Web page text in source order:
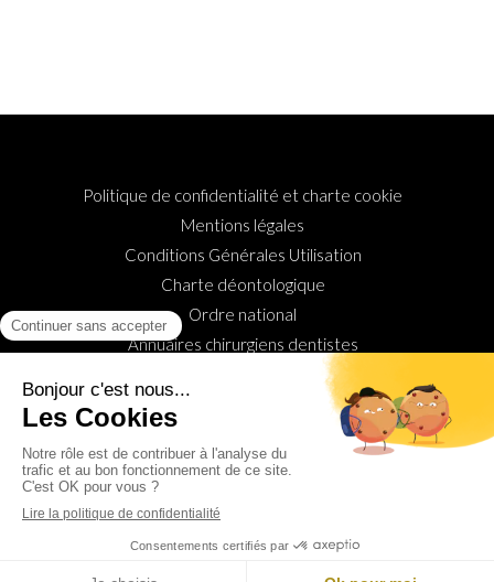
Politique de confidentialité et charte cookie
Mentions légales
Conditions Générales Utilisation
Charte déontologique
Ordre national
Annuaires chirurgiens dentistes
Honoraire & remboursement
Urgence
Rechercher